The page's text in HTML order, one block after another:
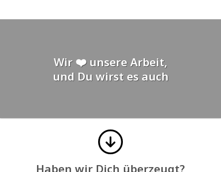
Wir ❤️ unsere Arbeit,
und Du wirst es auch